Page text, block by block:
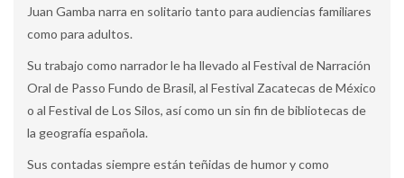
Juan Gamba narra en solitario tanto para audiencias familiares
como para adultos.
Su trabajo como narrador le ha llevado al Festival de Narración
Oral de Passo Fundo de Brasil, al Festival Zacatecas de México
o al Festival de Los Silos, así como un sin fin de bibliotecas de
la geografía española.
Sus contadas siempre están teñidas de humor y como